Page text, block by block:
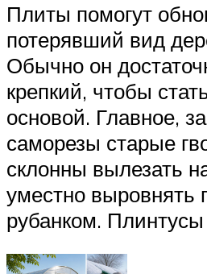
Плиты помогут
потерявший вид
Обычно он
крепкий, чтобы
основой. Главное,
саморезы старые
склонны вылезать
уместно выровнять
рубанком. Плинтусы